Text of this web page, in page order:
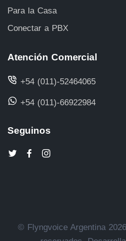
Para la Casa
Conectar a PBX
Atención Comercial
+54 (011)-52464065
+54 (011)-66922984
Seguinos
© Flyngvoice Argentina